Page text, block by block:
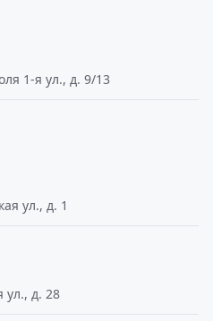
1-я ул., д. 9/13
ул., д. 1
ул., д. 28